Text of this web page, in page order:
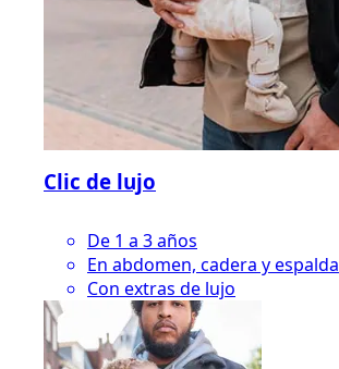
Clic de lujo
De 1 a 3 años
En abdomen, cadera y espalda
Con extras de lujo